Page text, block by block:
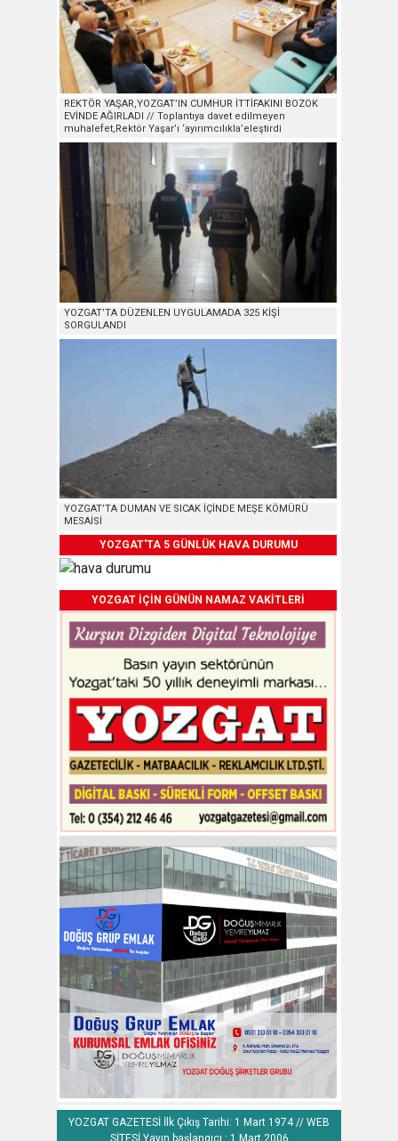
REKTÖR YAŞAR,YOZGAT’IN CUMHUR İTTİFAKINI BOZOK
EVİNDE AĞIRLADI // Toplantıya davet edilmeyen
muhalefet,Rektör Yaşar’ı ‘ayırımcılıkla’eleştirdi
YOZGAT’TA DÜZENLEN UYGULAMADA 325 KİŞİ
SORGULANDI
YOZGAT’TA DUMAN VE SICAK İÇİNDE MEŞE KÖMÜRÜ
MESAİSİ
YOZGAT'TA 5 GÜNLÜK HAVA DURUMU
YOZGAT İÇİN GÜNÜN NAMAZ VAKİTLERİ
YOZGAT GAZETESİ İlk Çıkış Tarihi: 1 Mart 1974 // WEB
SİTESİ Yayın başlangıcı : 1 Mart 2006